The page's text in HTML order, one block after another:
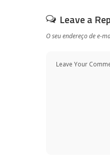
Leave a
O seu endereço de e-